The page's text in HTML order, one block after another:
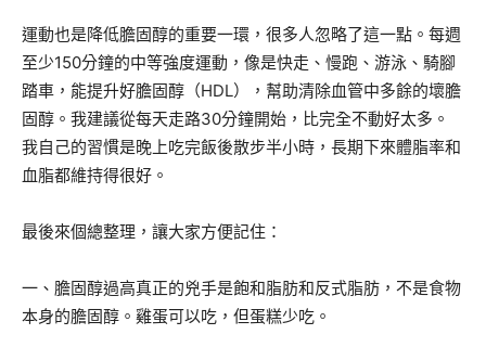
運動也是降低膽固醇的重要一環，很多人忽略了這一點。每週
至少150分鐘的中等強度運動，像是快走、慢跑、游泳、騎腳
踏車，能提升好膽固醇（HDL），幫助清除血管中多餘的壞膽
固醇。我建議從每天走路30分鐘開始，比完全不動好太多。
我自己的習慣是晚上吃完飯後散步半小時，長期下來體脂率和
血脂都維持得很好。
最後來個總整理，讓大家方便記住：
一、膽固醇過高真正的兇手是飽和脂肪和反式脂肪，不是食物
本身的膽固醇。雞蛋可以吃，但蛋糕少吃。